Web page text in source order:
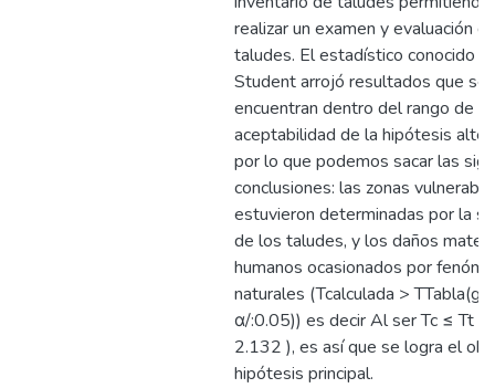
realizar un examen y evaluación
taludes. El estadístico conocido
Student arrojó resultados que se
encuentran dentro del rango de
aceptabilidad de la hipótesis
por lo que podemos sacar las
conclusiones: las zonas
estuvieron determinadas por la
de los taludes, y los daños
humanos ocasionados por
naturales (Tcalculada >
α/:0.05)) es decir Al ser Tc ≤ Tt
2.132 ), es así que se logra el
hipótesis principal.